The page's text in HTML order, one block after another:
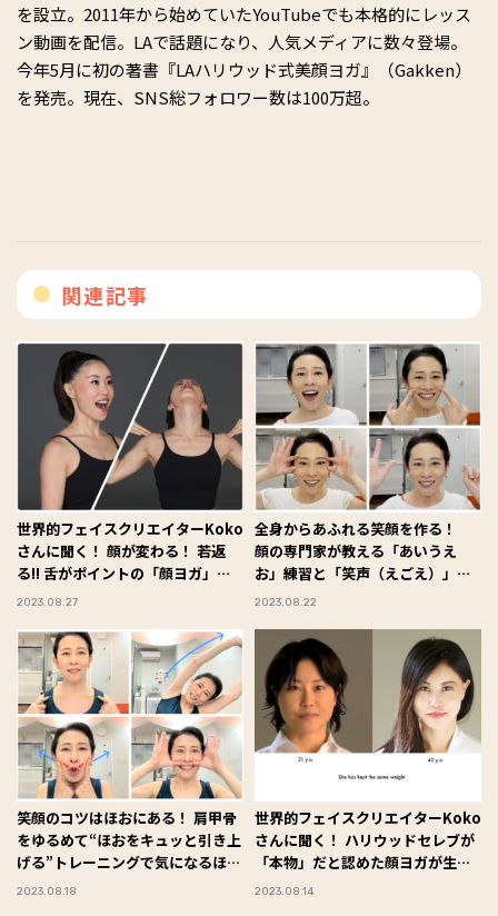
を設立。2011年から始めていたYouTubeでも本格的にレッス
ン動画を配信。LAで話題になり、人気メディアに数々登場。
今年5月に初の著書『LAハリウッド式美顔ヨガ』（Gakken）
を発売。現在、SNS総フォロワー数は100万超。
関連記事
世界的フェイスクリエイターKoko
さんに聞く！ 顔が変わる！ 若返
る!! 舌がポイントの「顔ヨガ」基
本メニュー３
2023.08.27
全身からあふれる笑顔を作る！
顔の専門家が教える「あいうえ
お」練習と「笑声（えごえ）」ト
レーニングを解説！
2023.08.22
笑顔のコツはほおにある！ 肩甲骨
をゆるめて“ほおをキュッと引き上
げる”トレーニングで気になるほう
れい線もスッキリ解消
2023.08.18
世界的フェイスクリエイターKoko
さんに聞く！ ハリウッドセレブが
「本物」だと認めた顔ヨガが生ま
れるまで
2023.08.14